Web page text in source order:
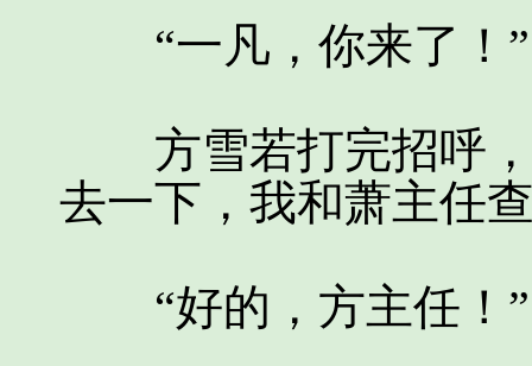
“一凡，你来了！”
方雪若打完招呼，
去一下，我和萧主任
“好的，方主任！”